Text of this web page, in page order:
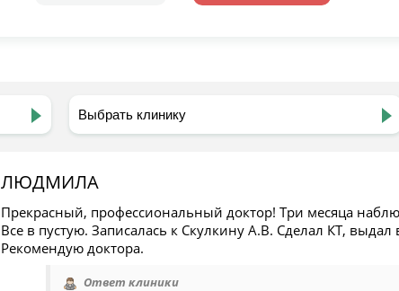
ЛЮДМИЛА
Прекрасный, профессиональный доктор! Три месяца
Все в пустую. Записалась к Скулкину А.В. Сделал КТ,
Рекомендую доктора.
Ответ клиники